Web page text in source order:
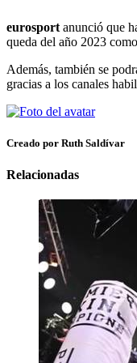
eurosport anunció que
queda del año 2023
Además, también se
gracias a los canales
Creado por Ruth Saldívar
Relacionadas